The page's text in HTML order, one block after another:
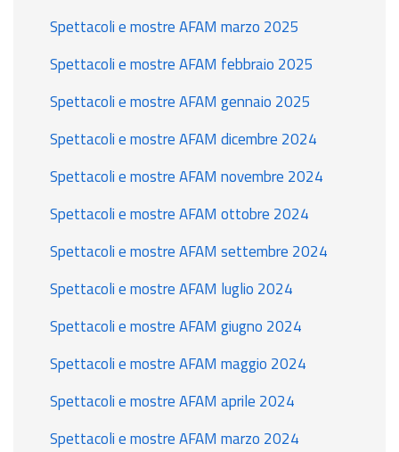
Spettacoli e mostre AFAM marzo 2025
Spettacoli e mostre AFAM febbraio 2025
Spettacoli e mostre AFAM gennaio 2025
Spettacoli e mostre AFAM dicembre 2024
Spettacoli e mostre AFAM novembre 2024
Spettacoli e mostre AFAM ottobre 2024
Spettacoli e mostre AFAM settembre 2024
Spettacoli e mostre AFAM luglio 2024
Spettacoli e mostre AFAM giugno 2024
Spettacoli e mostre AFAM maggio 2024
Spettacoli e mostre AFAM aprile 2024
Spettacoli e mostre AFAM marzo 2024